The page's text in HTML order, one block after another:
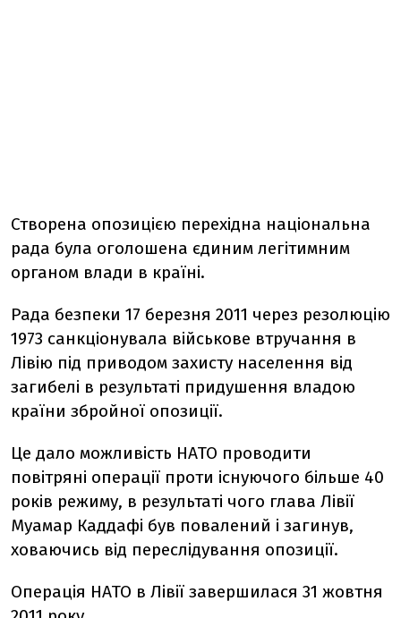
Створена опозицією перехідна національна
рада була оголошена єдиним легітимним
органом влади в країні.
Рада безпеки 17 березня 2011 через резолюцію
1973 санкціонувала військове втручання в
Лівію під приводом захисту населення від
загибелі в результаті придушення владою
країни збройної опозиції.
Це дало можливість НАТО проводити
повітряні операції проти існуючого більше 40
років режиму, в результаті чого глава Лівії
Муамар Каддафі був повалений і загинув,
ховаючись від переслідування опозиції.
Операція НАТО в Лівії завершилася 31 жовтня